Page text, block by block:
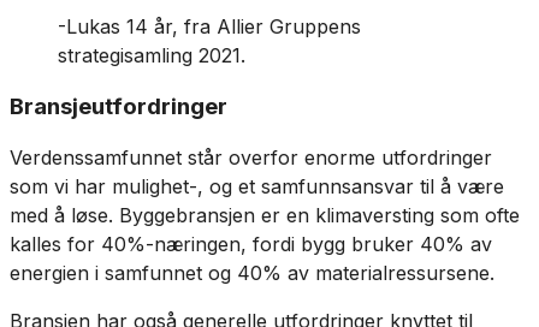
-Lukas 14 år, fra Allier Gruppens
strategisamling 2021.
Bransjeutfordringer
Verdenssamfunnet står overfor enorme utfordringer
som vi har mulighet-, og et samfunnsansvar til å være
med å løse. Byggebransjen er en klimaversting som ofte
kalles for 40%-næringen, fordi bygg bruker 40% av
energien i samfunnet og 40% av materialressursene.
Bransjen har også generelle utfordringer knyttet til